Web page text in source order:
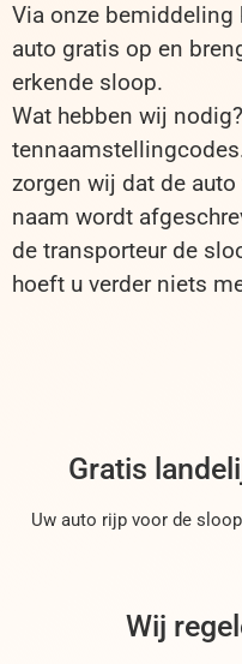
Via onze
auto gratis op en
erkende sloop.
Wat hebben wij
zorgen wij dat de
naam wordt
de transporteur de
hoeft u verder niets
Gratis
Uw auto rijp voor de
Wij